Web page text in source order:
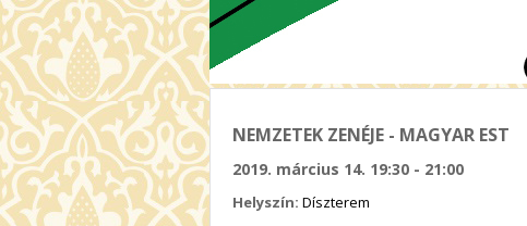
NEMZETEK ZENÉJE - MAGYAR EST
2019. március 14. 19:30 - 21:00
Helyszín: Díszterem